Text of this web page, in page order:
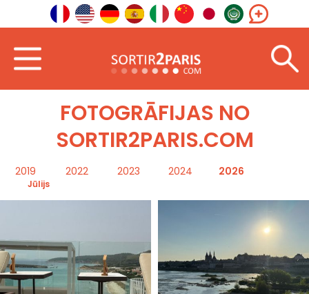
FOTOGRĀFIJAS NO
SORTIR2PARIS.COM
2019 2022 2023 2024 2026
Jūlijs